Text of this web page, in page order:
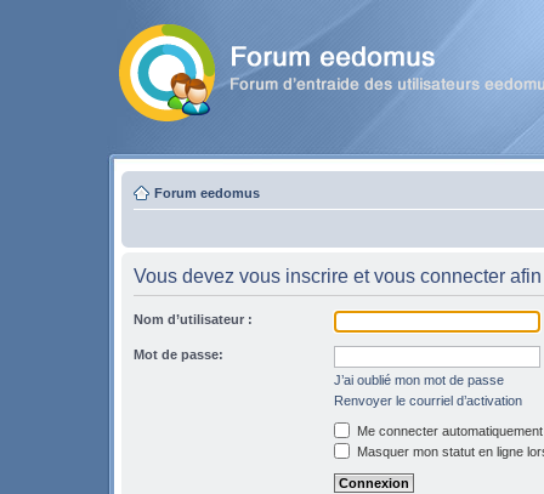
Forum eedomus
Vous devez vous inscrire et vous connecter
Nom d’utilisateur :
Mot de passe:
J’ai oublié mon mot de passe
Renvoyer le courriel d’activation
Me connecter
Masquer mon statut en ligne